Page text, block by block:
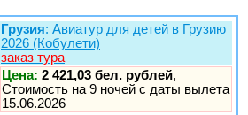
Грузия: Авиатур для детей в Грузию
2026 (Кобулети)
заказ тура
Цена: 2 421,03 бел. рублей,
Стоимость на 9 ночей с даты вылета
15.06.2026